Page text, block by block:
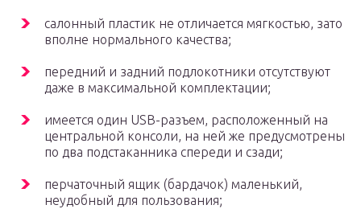
салонный пластик не отличается мягкостью, зато
вполне нормального качества;
передний и задний подлокотники отсутствуют
даже в максимальной комплектации;
имеется один USB-разъем, расположенный на
центральной консоли, на ней же предусмотрены
по два подстаканника спереди и сзади;
перчаточный ящик (бардачок) маленький,
неудобный для пользования;